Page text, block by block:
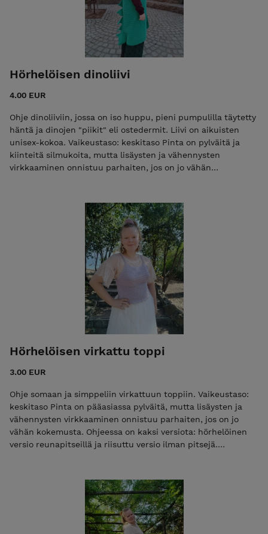
Hörhelöisen dinoliivi
4.00 EUR
Ohje dinoliiviin, jossa on iso huppu, pieni pumpulilla täytetty
häntä ja dinojen "piikit" eli ostedermit. Liivi on aikuisten
unisex-kokoa. Vaikeustaso: keskitaso Pinta on pylväitä ja
kiinteitä silmukoita, mutta lisäysten ja vähennysten
virkkaaminen onnistuu parhaiten, jos on jo vähän
eli 29 kerää Valmiin liivin mitat: Kainalosta kainaloon 62 cm
Olalta helmaan 102 cm Liivi on malliltaan pitkä ja siinä on
Hörhelöisen virkattu toppi
3.00 EUR
Ohje somaan ja simppeliin virkattuun toppiin. Vaikeustaso:
keskitaso Pinta on pääasiassa pylväitä, mutta lisäysten ja
vähennysten virkkaaminen onnistuu parhaiten, jos on jo
vähän kokemusta. Ohjeessa on kaksi versiota: hörhelöinen
versio reunapitseillä ja riisuttu versio ilman pitsejä.
(86 cm) pääntie—helma 38 cm (39 cm) Toppi on malliltaan
tyköistuva ja melko lyhyt, helma asettuu vyötärön